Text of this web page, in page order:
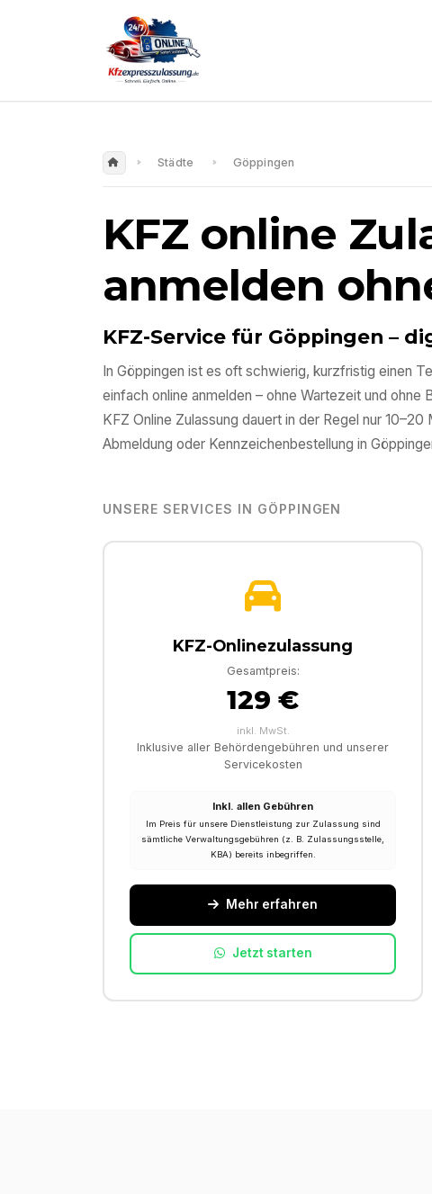
Städte Göppingen
KFZ online
anmelden
KFZ-Service für Göppingen –
In Göppingen ist es oft schwierig, kurzfristig einen
einfach online anmelden – ohne Wartezeit und
KFZ Online Zulassung dauert in der Regel nur
Abmeldung oder Kennzeichenbestellung in
UNSERE SERVICES IN GÖPPINGEN
KFZ-Onlinezulassung
Gesamtpreis:
129 €
inkl. MwSt.
Inklusive aller Behördengebühren und unserer
Servicekosten
Inkl. allen Gebühren
Im Preis für unsere Dienstleistung zur Zulassung sind
sämtliche Verwaltungsgebühren (z. B. Zulassungsstelle,
KBA) bereits inbegriffen.
Mehr erfahren
Jetzt starten